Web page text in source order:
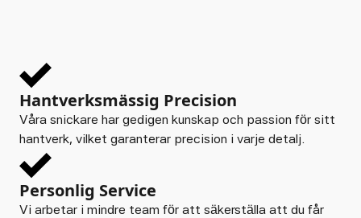
Hantverksmässig Precision
Våra snickare har gedigen kunskap och passion för sitt
hantverk, vilket garanterar precision i varje detalj.
Personlig Service
Vi arbetar i mindre team för att säkerställa att du får